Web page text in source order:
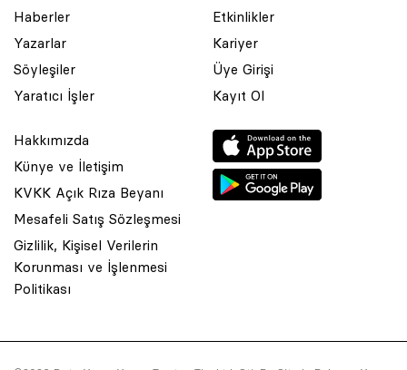
Haberler
Yazarlar
Söyleşiler
Yaratıcı İşler
Etkinlikler
Kariyer
Üye Girişi
Kayıt Ol
Hakkımızda
Künye ve İletişim
KVKK Açık Rıza Beyanı
Mesafeli Satış Sözleşmesi
Gizlilik, Kişisel Verilerin
Korunması ve İşlenmesi
Politikası
© 2001 Rota Yayın Yapım Tanıtım Tic. Ltd. Şti. Bu Sitede Bulunan
Asquared WordPress Agencytarafından tasarlanmış ve